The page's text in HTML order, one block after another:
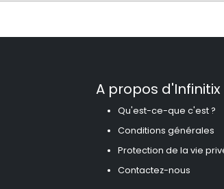
A propos d'Infinitix
Qu'est-ce-que c'est ?
Conditions générales
Protection de la vie
Contactez-nous